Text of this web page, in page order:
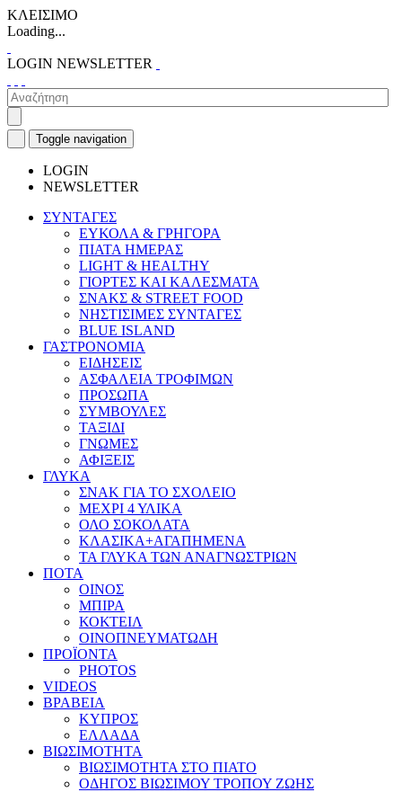
ΚΛΕΙΣΙΜΟ
Loading...
LOGIN NEWSLETTER
Toggle navigation
LOGIN
NEWSLETTER
ΣΥΝΤΑΓΕΣ
ΕΥΚΟΛΑ & ΓΡΗΓΟΡΑ
ΠΙΑΤΑ ΗΜΕΡΑΣ
LIGHT & HEALTHY
ΓΙΟΡΤΕΣ ΚΑΙ ΚΑΛΕΣΜΑΤΑ
ΣΝΑΚΣ & STREET FOOD
ΝΗΣΤΙΣΙΜΕΣ ΣΥΝΤΑΓΕΣ
BLUE ISLAND
ΓΑΣΤΡΟΝΟΜΙΑ
ΕΙΔΗΣΕΙΣ
ΑΣΦΑΛΕΙΑ ΤΡΟΦΙΜΩΝ
ΠΡΟΣΩΠΑ
ΣΥΜΒΟΥΛΕΣ
ΤΑΞΙΔΙ
ΓΝΩΜΕΣ
ΑΦΙΞΕΙΣ
ΓΛΥΚΑ
ΣΝΑΚ ΓΙΑ ΤΟ ΣΧΟΛΕΙΟ
ΜΕΧΡΙ 4 ΥΛΙΚΑ
ΟΛΟ ΣΟΚΟΛΑΤΑ
ΚΛΑΣΙΚΑ+ΑΓΑΠΗΜΕΝΑ
ΤΑ ΓΛΥΚΑ ΤΩΝ ΑΝΑΓΝΩΣΤΡΙΩΝ
ΠΟΤΑ
ΟΙΝΟΣ
ΜΠΙΡΑ
ΚΟΚΤΕΙΛ
ΟΙΝΟΠΝΕΥΜΑΤΩΔΗ
ΠΡΟΪΟΝΤΑ
PHOTOS
VIDEOS
ΒΡΑΒΕΙΑ
ΚΥΠΡΟΣ
ΕΛΛΑΔΑ
ΒΙΩΣΙΜΟΤΗΤΑ
ΒΙΩΣΙΜΟΤΗΤΑ ΣΤΟ ΠΙΑΤΟ
ΟΔΗΓΟΣ ΒΙΩΣΙΜΟΥ ΤΡΟΠΟΥ ΖΩΗΣ